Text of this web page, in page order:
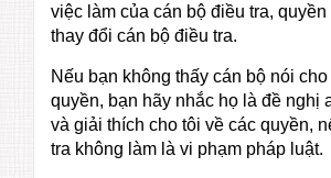
việc làm của cán bộ điều tra,
thay đổi cán bộ điều tra.
Nếu bạn không thấy cán bộ nói
quyền, bạn hãy nhắc họ là đề nghị
và giải thích cho tôi về các quyền,
tra không làm là vi phạm pháp luật.